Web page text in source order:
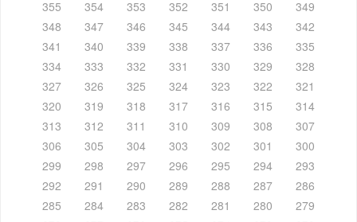
355 354 353 352 351 350
349
348
347 346 345 344 343
342
341
340 339 338 337 336
335
334
333 332 331 330 329
328
327
326 325 324 323 322
321
320
319 318 317 316 315
314
313
312 311 310 309 308
307
306
305 304 303 302 301
300
299
298 297 296 295 294
293
292
291 290 289 288 287
286
285
284 283 282 281 280
279